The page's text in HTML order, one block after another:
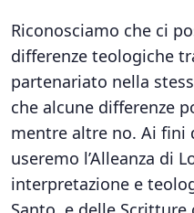
Riconosciamo che ci
differenze teologiche
partenariato nella
che alcune differenze
mentre altre no. Ai fini
useremo l’Alleanza di
interpretazione e